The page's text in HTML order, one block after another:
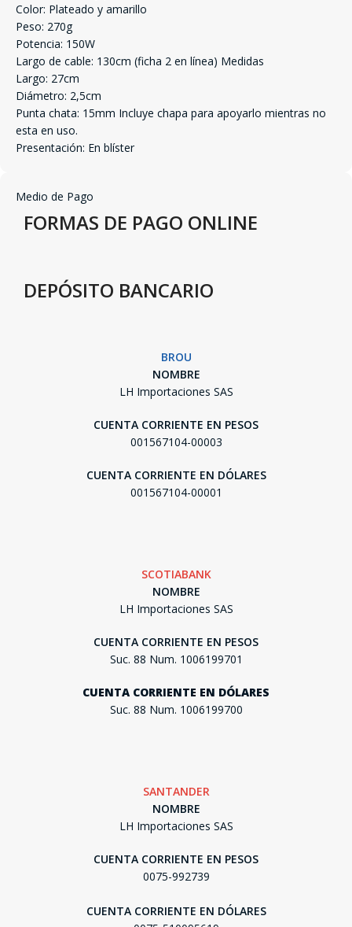
Color: Plateado y amarillo
Peso: 270g
Potencia: 150W
Largo de cable: 130cm (ficha 2 en línea) Medidas
Largo: 27cm
Diámetro: 2,5cm
Punta chata: 15mm Incluye chapa para apoyarlo mientras no
esta en uso.
Presentación: En blíster
Medio de Pago
FORMAS DE PAGO ONLINE
DEPÓSITO BANCARIO
BROU
NOMBRE
LH Importaciones SAS
CUENTA CORRIENTE EN PESOS
001567104-00003
CUENTA CORRIENTE EN DÓLARES
001567104-00001
SCOTIABANK
NOMBRE
LH Importaciones SAS
CUENTA CORRIENTE EN PESOS
Suc. 88 Num. 1006199701
CUENTA CORRIENTE EN DÓLARES
Suc. 88 Num. 1006199700
SANTANDER
NOMBRE
LH Importaciones SAS
CUENTA CORRIENTE EN PESOS
0075-992739
CUENTA CORRIENTE EN DÓLARES